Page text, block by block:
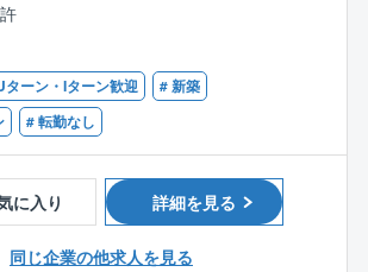
ォームのニーズヒアリング
図に応じたご提案
や施工など関係者との打ち合わせ（1
タ入力、提案書、各資料作成、見積書
成業務
ディネーター
ンナー
ント
ィネーターアドバンス
ャリスト
ターン・Iターン歓迎
# 新築
# 転勤なし
に入り 詳細を見る
同じ企業の他求人を見る